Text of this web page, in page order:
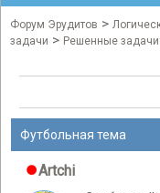
Форум Эрудитов >
задачи > Решенные задачи
Футбольная тема
Artchi